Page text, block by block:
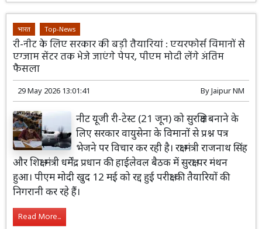
भारत Top-News
री-नीट के ल‍िए सरकार की बड़ी तैयारियां : एयरफोर्स विमानों से
एग्जाम सेंटर तक भेजे जाएंगे पेपर, पीएम मोदी लेंगे अंतिम
फैसला
29 May 2026 13:01:41 ByJaipur NM
नीट यूजी री-टेस्ट (21 जून) को सुरक्षित बनाने के
लिए सरकार वायुसेना के विमानों से प्रश्न पत्र
भेजने पर विचार कर रही है। रक्षा मंत्री राजनाथ सिंह
और शिक्षा मंत्री धर्मेंद्र प्रधान की हाईलेवल बैठक में सुरक्षा पर मंथन
हुआ। पीएम मोदी खुद 12 मई को रद्द हुई परीक्षा की तैयारियों की
निगरानी कर रहे हैं।
Read More...